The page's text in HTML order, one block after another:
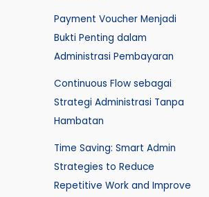
Payment Voucher Menjadi
Bukti Penting dalam
Administrasi Pembayaran
Continuous Flow sebagai
Strategi Administrasi Tanpa
Hambatan
Time Saving: Smart Admin
Strategies to Reduce
Repetitive Work and Improve